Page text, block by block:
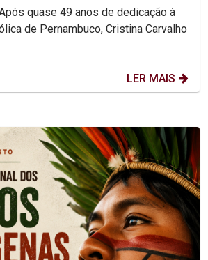
de Pernambuco, Cristina Carvalho
LER MAIS